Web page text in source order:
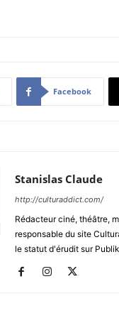
Facebook
Stanislas Claude
http://culturaddict.com/
Rédacteur ciné, théâtre,
responsable du site
le statut d'érudit sur